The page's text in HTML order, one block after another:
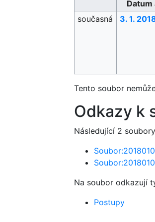
Datum
současná
3. 1.
Tento soubor
Odkazy k
Následující 2
Na soubor odkazují
Postupy